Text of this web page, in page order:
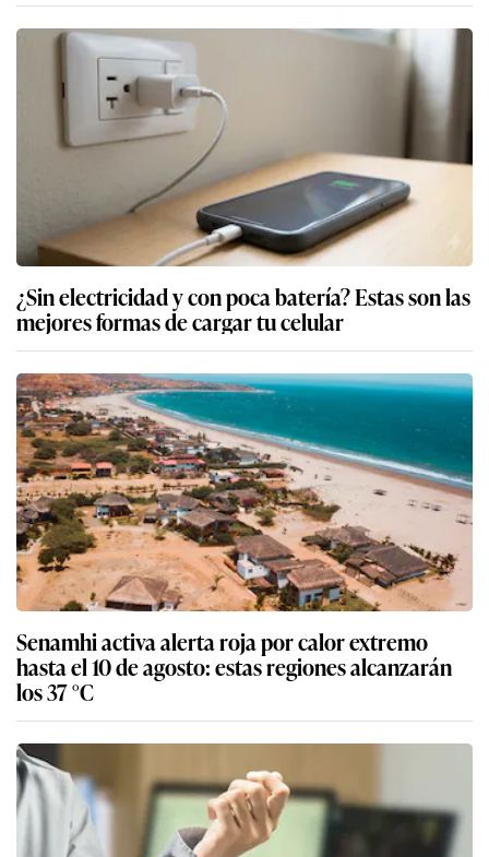
¿Sin electricidad y con poca batería? Estas son las
mejores formas de cargar tu celular
Senamhi activa alerta roja por calor extremo
hasta el 10 de agosto: estas regiones alcanzarán
los 37 °C